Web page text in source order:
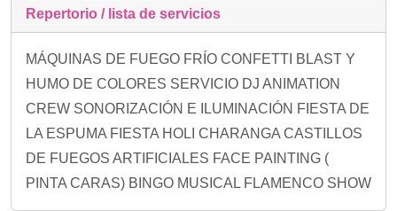
Repertorio / lista de servicios
MÁQUINAS DE FUEGO FRÍO CONFETTI BLAST Y
HUMO DE COLORES SERVICIO DJ ANIMATION
CREW SONORIZACIÓN E ILUMINACIÓN FIESTA DE
LA ESPUMA FIESTA HOLI CHARANGA CASTILLOS
DE FUEGOS ARTIFICIALES FACE PAINTING (
PINTA CARAS) BINGO MUSICAL FLAMENCO SHOW